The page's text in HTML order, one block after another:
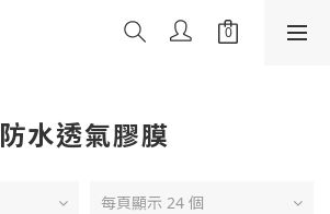
防水透氣膠膜
每頁顯示 24 個